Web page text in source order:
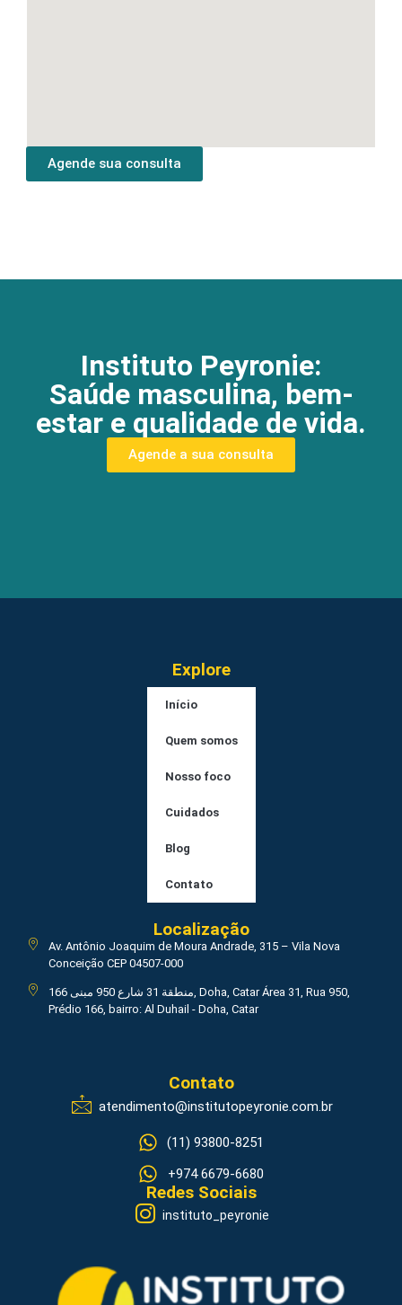
Agende sua consulta
Instituto Peyronie:
Saúde masculina, bem-
estar e qualidade de vida.
Agende a sua consulta
Explore
Início
Quem somos
Nosso foco
Cuidados
Blog
Contato
Localização
Av. Antônio Joaquim de Moura Andrade, 315 – Vila Nova
Conceição CEP 04507-000
منطقة 31 شارع 950 مبنى 166, Doha, Catar Área 31, Rua 950,
Prédio 166, bairro: Al Duhail - Doha, Catar
Contato
atendimento@institutopeyronie.com.br
(11) 93800-8251
+974 6679-6680
Redes Sociais
instituto_peyronie